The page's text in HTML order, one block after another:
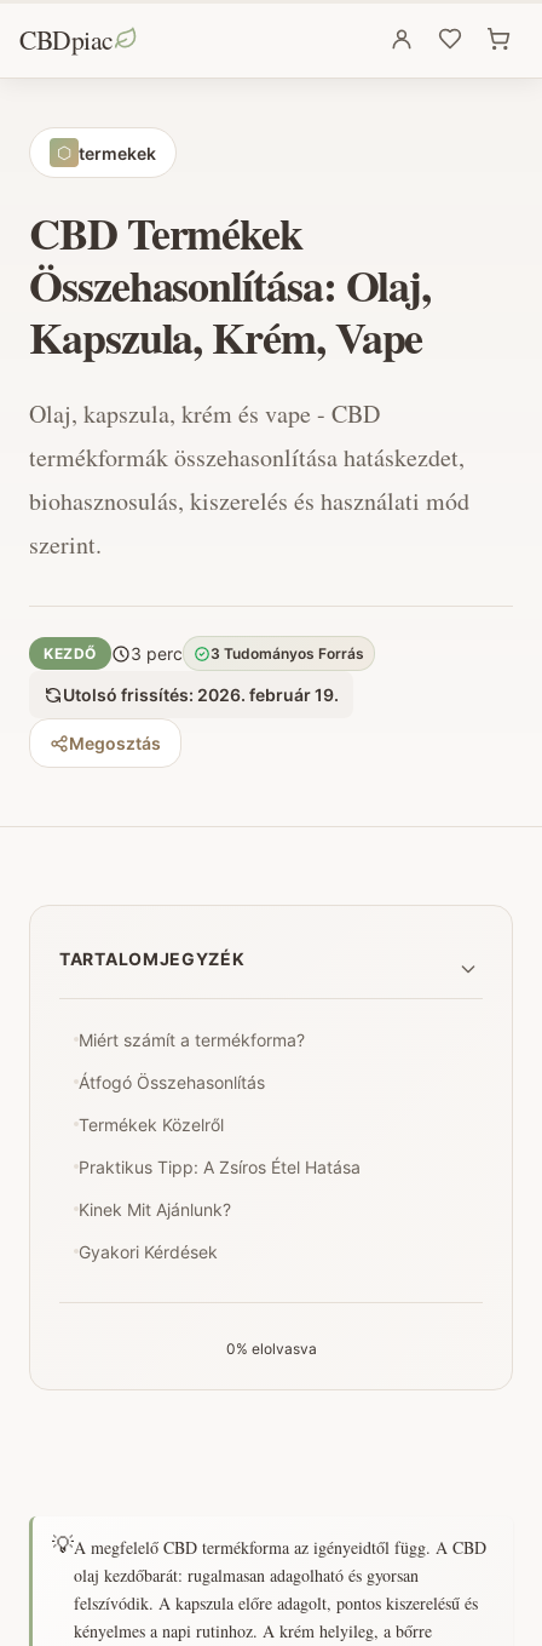
CBDpiac
⬡ termekek
CBD Termékek
Összehasonlítása: Olaj,
Kapszula, Krém, Vape
Olaj, kapszula, krém és vape - CBD
termékformák összehasonlítása hatáskezdet,
biohasznosulás, kiszerelés és használati mód
szerint.
KEZDŐ 3 perc 3 Tudományos Forrás
Utolsó frissítés: 2026. február 19.
Megosztás
TARTALOMJEGYZÉK
Miért számít a termékforma?
Átfogó Összehasonlítás
Termékek Közelről
Praktikus Tipp: A Zsíros Étel Hatása
Kinek Mit Ajánlunk?
Gyakori Kérdések
0% elolvasva
💡A megfelelő CBD termékforma az igényeidtől függ. A CBD
olaj kezdőbarát: rugalmasan adagolható és gyorsan
felszívódik. A kapszula előre adagolt, pontos kiszerelésű és
kényelmes a napi rutinhoz. A krém helyileg, a bőrre